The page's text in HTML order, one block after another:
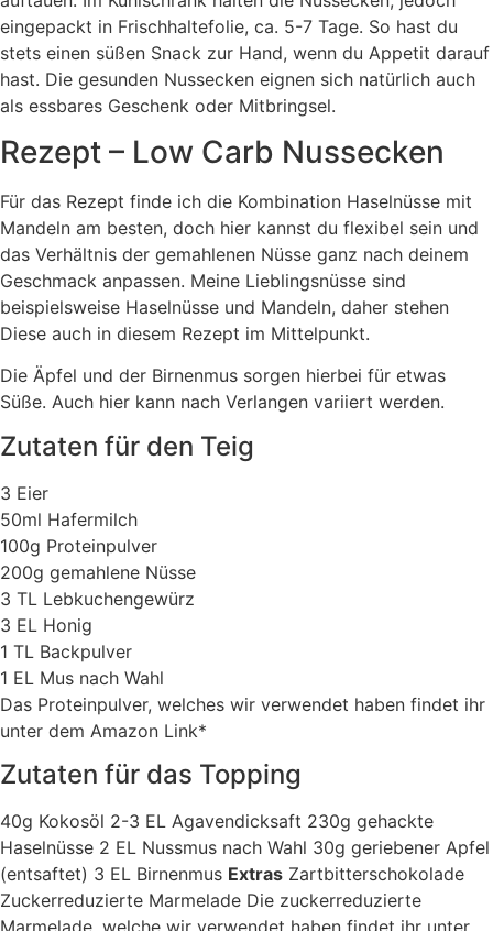
eingepackt in Frischhaltefolie, ca. 5-7 Tage. So hast du
stets einen süßen Snack zur Hand, wenn du Appetit darauf
hast. Die gesunden Nussecken eignen sich natürlich auch
als essbares Geschenk oder Mitbringsel.
Rezept – Low Carb Nussecken
Für das Rezept finde ich die Kombination Haselnüsse mit
Mandeln am besten, doch hier kannst du flexibel sein und
das Verhältnis der gemahlenen Nüsse ganz nach deinem
Geschmack anpassen. Meine Lieblingsnüsse sind
beispielsweise Haselnüsse und Mandeln, daher stehen
Diese auch in diesem Rezept im Mittelpunkt.
Die Äpfel und der Birnenmus sorgen hierbei für etwas
Süße. Auch hier kann nach Verlangen variiert werden.
Zutaten für den Teig
3 Eier
50ml Hafermilch
100g Proteinpulver
200g gemahlene Nüsse
3 TL Lebkuchengewürz
3 EL Honig
1 TL Backpulver
1 EL Mus nach Wahl
Das Proteinpulver, welches wir verwendet haben findet ihr
unter dem Amazon Link*
Zutaten für das Topping
40g Kokosöl 2-3 EL Agavendicksaft 230g gehackte
Haselnüsse 2 EL Nussmus nach Wahl 30g geriebener Apfel
(entsaftet) 3 EL Birnenmus Extras Zartbitterschokolade
Zuckerreduzierte Marmelade Die zuckerreduzierte